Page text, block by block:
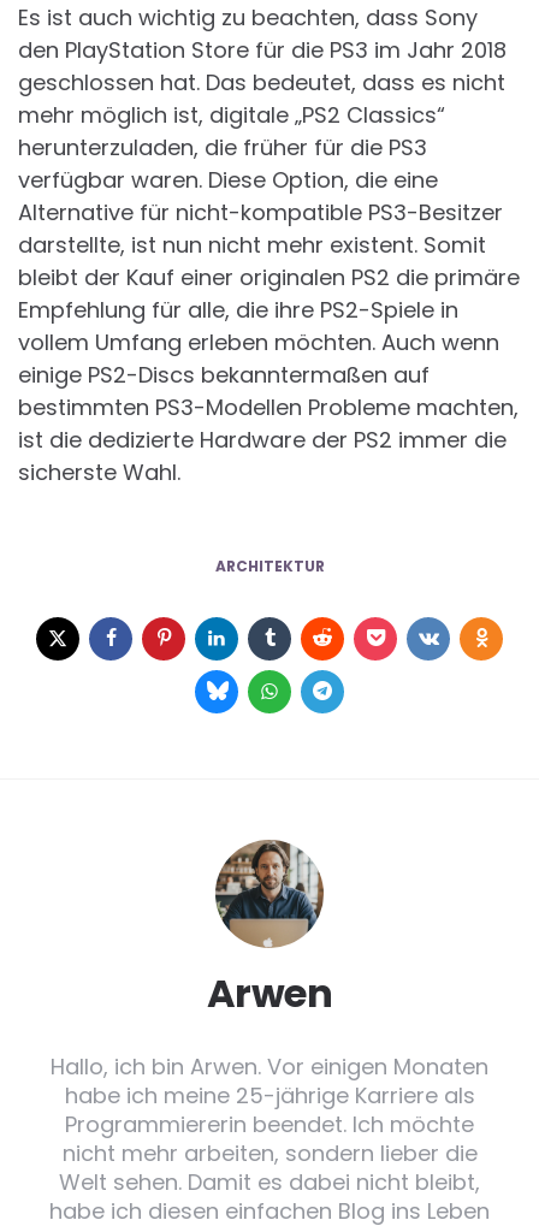
Es ist auch wichtig zu beachten, dass Sony
den PlayStation Store für die PS3 im Jahr 2018
geschlossen hat. Das bedeutet, dass es nicht
mehr möglich ist, digitale „PS2 Classics“
herunterzuladen, die früher für die PS3
verfügbar waren. Diese Option, die eine
Alternative für nicht-kompatible PS3-Besitzer
darstellte, ist nun nicht mehr existent. Somit
bleibt der Kauf einer originalen PS2 die primäre
Empfehlung für alle, die ihre PS2-Spiele in
vollem Umfang erleben möchten. Auch wenn
einige PS2-Discs bekanntermaßen auf
bestimmten PS3-Modellen Probleme machten,
ist die dedizierte Hardware der PS2 immer die
sicherste Wahl.
ARCHITEKTUR
Arwen
Hallo, ich bin Arwen. Vor einigen Monaten
habe ich meine 25-jährige Karriere als
Programmiererin beendet. Ich möchte
nicht mehr arbeiten, sondern lieber die
Welt sehen. Damit es dabei nicht bleibt,
habe ich diesen einfachen Blog ins Leben